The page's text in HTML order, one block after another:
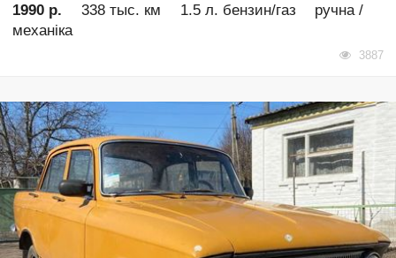
1990 р.
338 тыс. км 1.5 л. бензин/газ
ручна /
механіка
3887